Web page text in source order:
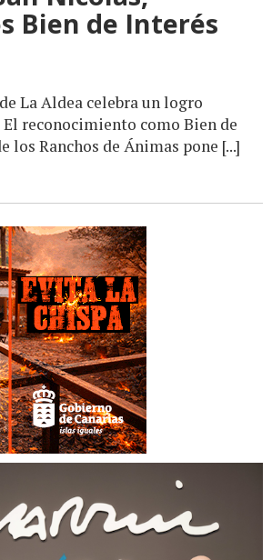
Bien de Interés
La Aldea celebra un logro
reconocimiento como Bien de
los Ranchos de Ánimas pone [...]